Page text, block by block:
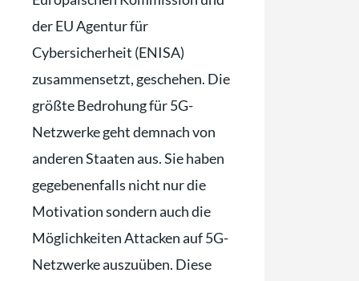
der EU Agentur für
Cybersicherheit (ENISA)
zusammensetzt, geschehen. Die
größte Bedrohung für 5G-
Netzwerke geht demnach von
anderen Staaten aus. Sie haben
gegebenenfalls nicht nur die
Motivation sondern auch die
Möglichkeiten Attacken auf 5G-
Netzwerke auszuüben. Diese